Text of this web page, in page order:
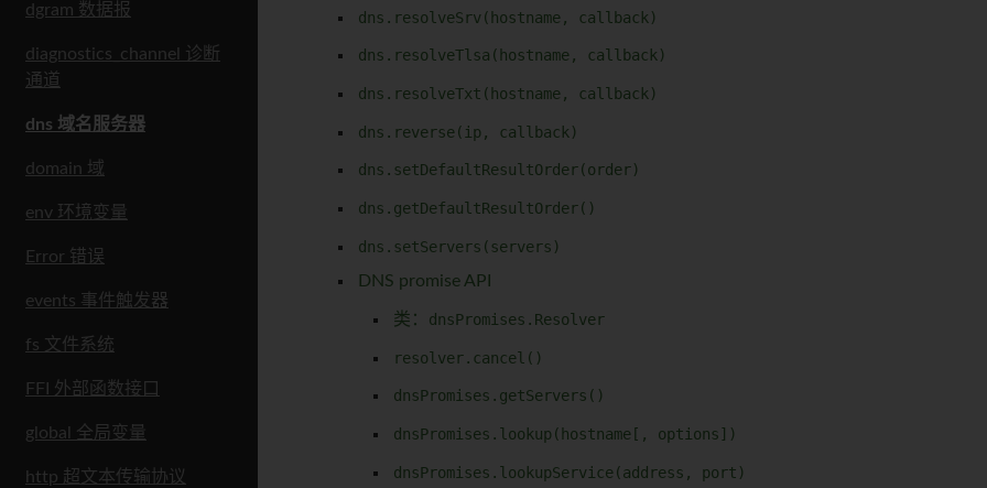
dgram 数据报
diagnostics_channel 诊断
通道
dns 域名服务器
domain 域
env 环境变量
Error 错误
events 事件触发器
fs 文件系统
FFI 外部函数接口
global 全局变量
http 超文本传输协议
dns.resolveSrv(hostname, callback)
dns.resolveTlsa(hostname, callback)
dns.resolveTxt(hostname, callback)
dns.reverse(ip, callback)
dns.setDefaultResultOrder(order)
dns.getDefaultResultOrder()
dns.setServers(servers)
DNS promise API
类： dnsPromises.Resolver
resolver.cancel()
dnsPromises.getServers()
dnsPromises.lookup(hostname[, options])
dnsPromises.lookupService(address, port)